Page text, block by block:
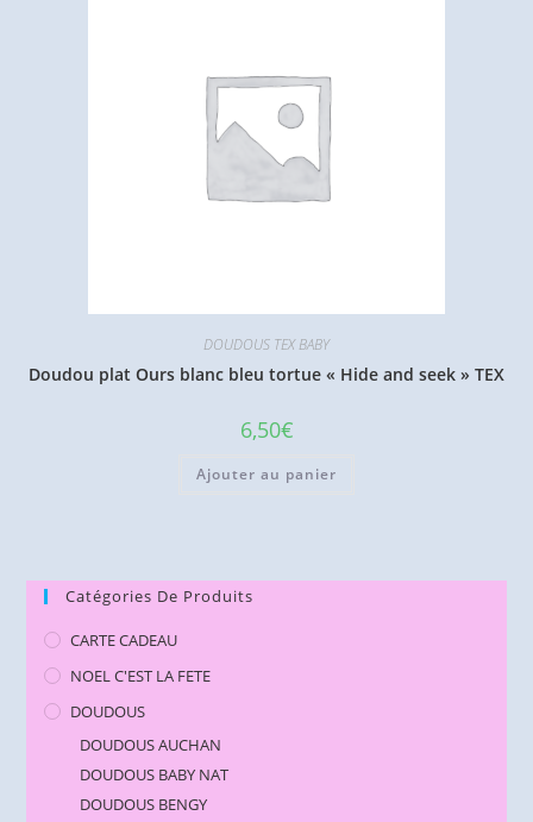
DOUDOUS TEX BABY
Doudou plat Ours blanc bleu tortue « Hide and seek » TEX
6,50€
Ajouter au panier
Catégories De Produits
CARTE CADEAU
NOEL C'EST LA FETE
DOUDOUS
DOUDOUS AUCHAN
DOUDOUS BABY NAT
DOUDOUS BENGY